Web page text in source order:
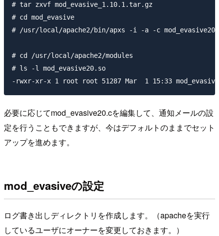
# tar zxvf mod_evasive_1.10.1.tar.gz
# cd mod_evasive
# /usr/local/apache2/bin/apxs -i -a -c
# cd /usr/local/apache2/modules
# ls -l mod_evasive20.so
必要に応じてmod_evasive20.cを編集して、通知メールの設
定を行うこともできますが、今はデフォルトのままでセット
アップを進めます。
mod_evasiveの設定
ログ書き出しディレクトリを作成します。（apacheを実行
しているユーザにオーナーを変更しておきます。）